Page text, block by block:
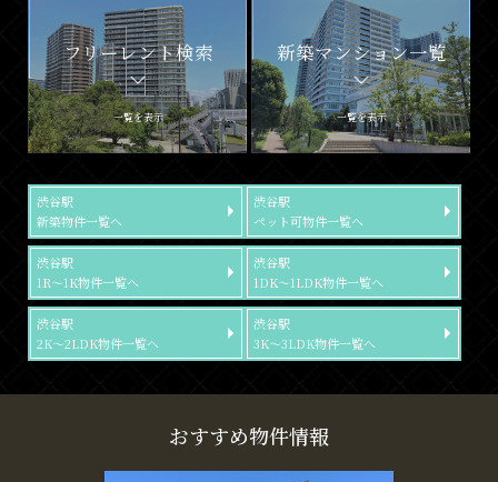
フリーレント検索
一覧を表示
新築マンション一覧
一覧を表示
渋谷駅
新築物件一覧へ
渋谷駅
ペット可物件一覧へ
渋谷駅
1R～1K物件一覧へ
渋谷駅
1DK～1LDK物件一覧へ
渋谷駅
2K～2LDK物件一覧へ
渋谷駅
3K～3LDK物件一覧へ
おすすめ物件情報